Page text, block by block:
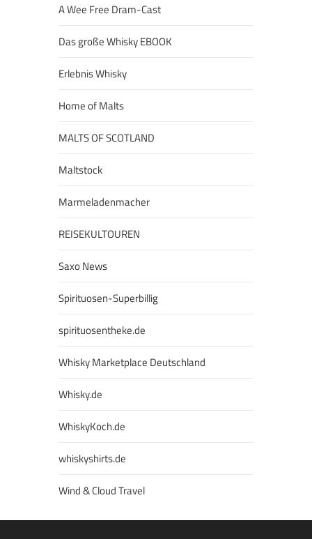
A Wee Free Dram-Cast
Das große Whisky EBOOK
Erlebnis Whisky
Home of Malts
MALTS OF SCOTLAND
Maltstock
Marmeladenmacher
REISEKULTOUREN
Saxo News
Spirituosen-Superbillig
spirituosentheke.de
Whisky Marketplace Deutschland
Whisky.de
WhiskyKoch.de
whiskyshirts.de
Wind & Cloud Travel